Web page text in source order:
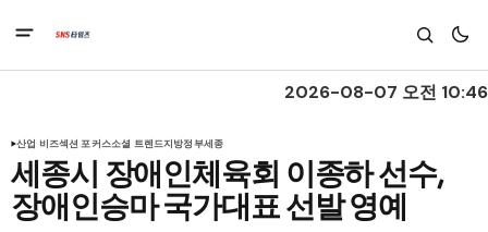
2026-08-07 오전 10:46
산업 비즈섹션 포커스소셜 트렌드지방정부세종
세종시 장애인체육회 이종하 선수,
장애인승마 국가대표 선발 영예